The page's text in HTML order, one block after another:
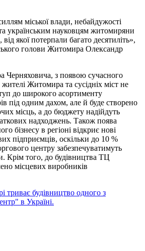
міської влади, небайдужості
українським науковцям житомиряни
якої потерпали багато десятиліть»,
голови Житомира Олександр
Черняховича, з появою сучасного
Житомира та сусідніх міст не
до широкого асортименту
під одним дахом, але й буде створено
місць, а до бюджету надійдуть
надходжень. Також поява
бізнесу в регіоні відкриє нові
підприємців, оскільки до 10 %
центру забезпечуватимуть
Крім того, до будівництва ТЦ
місцевих виробників
триває будівництво одного з
в Україні.